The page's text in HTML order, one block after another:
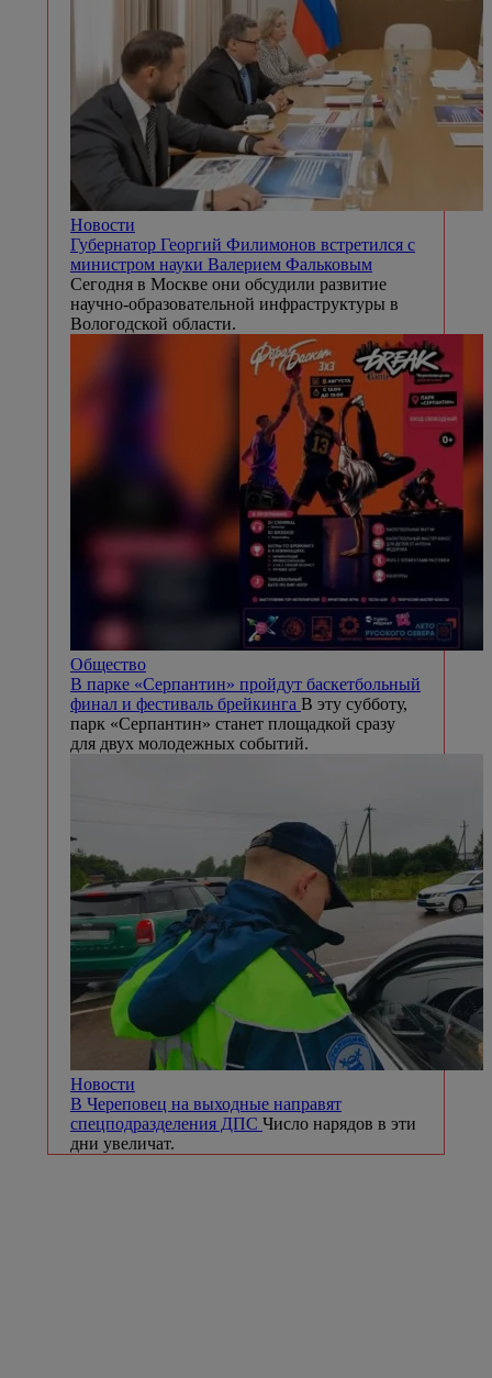
Новости
Губернатор Георгий Филимонов встретился с
министром науки Валерием Фальковым
Сегодня в Москве они обсудили развитие
научно-образовательной инфраструктуры в
Вологодской области.
Общество
В парке «Серпантин» пройдут баскетбольный
финал и фестиваль брейкинга В эту субботу,
парк «Серпантин» станет площадкой сразу
для двух молодежных событий.
Новости
В Череповец на выходные направят
спецподразделения ДПС Число нарядов в эти
дни увеличат.